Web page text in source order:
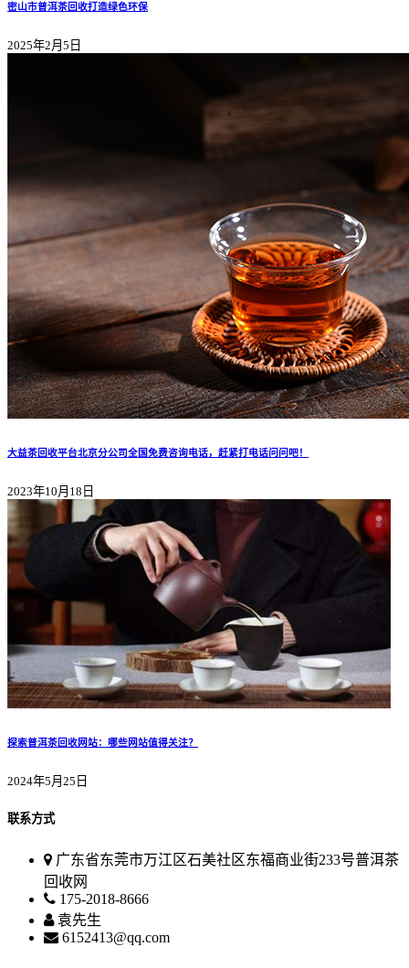
密山市普洱茶回收打造绿色环保
2025年2月5日
大益茶回收平台北京分公司全国免费咨询电话，赶紧打电话问问吧！
2023年10月18日
探索普洱茶回收网站：哪些网站值得关注？
2024年5月25日
联系方式
广东省东莞市万江区石美社区东福商业街233号普洱茶
回收网
175-2018-8666
袁先生
6152413@qq.com